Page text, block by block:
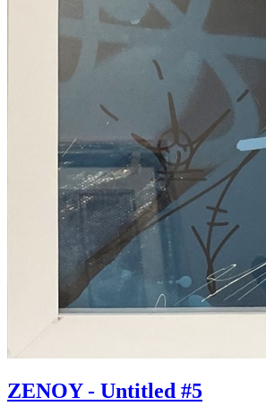
ZENOY - Untitled #5